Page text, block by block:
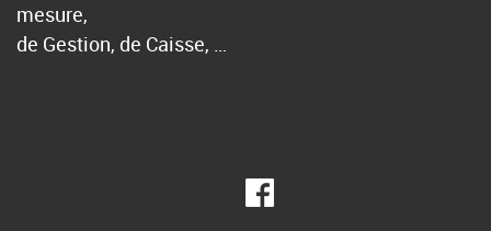
mesure,
de Gestion, de Caisse, …